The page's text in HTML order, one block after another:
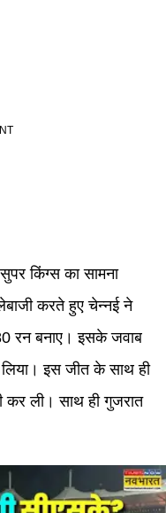
किंग्स का सामना
करते हुए चेन्नई ने
रन बनाए। इसके जवाब
इस जीत के साथ ही
ली। साथ ही गुजरात